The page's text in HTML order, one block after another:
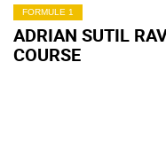
FORMULE 1
ADRIAN SUTIL
COURSE